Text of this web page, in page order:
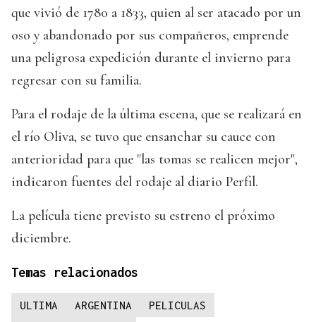
que vivió de 1780 a 1833, quien al ser atacado por un
oso y abandonado por sus compañeros, emprende
una peligrosa expedición durante el invierno para
regresar con su familia.
Para el rodaje de la última escena, que se realizará en
el río Oliva, se tuvo que ensanchar su cauce con
anterioridad para que "las tomas se realicen mejor",
indicaron fuentes del rodaje al diario Perfil.
La película tiene previsto su estreno el próximo
diciembre.
Temas relacionados
ULTIMA ARGENTINA
PELICULAS